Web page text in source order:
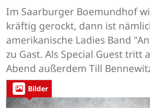
Im Saarburger Boemundhof
kräftig gerockt, dann ist
amerikanische Ladies Band
zu Gast. Als Special Guest tritt
Abend außerdem Till
Bilder